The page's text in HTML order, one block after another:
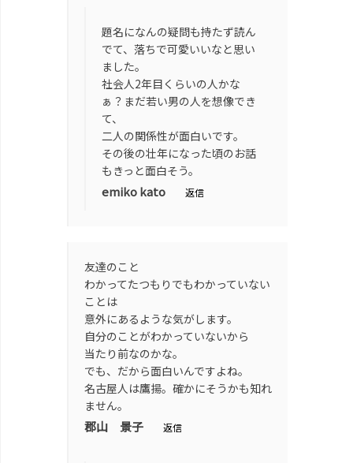
題名になんの疑問も持たず読ん
でて、落ちで可愛いいなと思い
ました。
社会人2年目くらいの人かな
ぁ？まだ若い男の人を想像でき
て、
二人の関係性が面白いです。
その後の壮年になった頃のお話
もきっと面白そう。
emiko kato 返信
友達のこと
わかってたつもりでもわかっていない
ことは
意外にあるような気がします。
自分のことがわかっていないから
当たり前なのかな。
でも、だから面白いんですよね。
名古屋人は鷹揚。確かにそうかも知れ
ません。
郡山 景子 返信